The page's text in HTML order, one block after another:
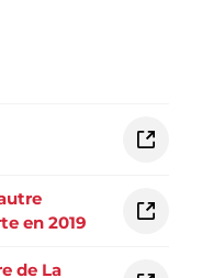
en 2019
de La